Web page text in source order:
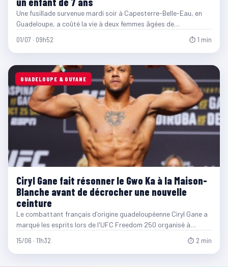
Une fusillade survenue mardi soir à Capesterre-Belle-Eau, en
Guadeloupe, a coûté la vie à deux femmes âgées de…
01/07 · 09h52 ⏱ 1 min
GUADELOUPE & GUYANE
Ciryl Gane fait résonner le Gwo Ka à la Maison-
Blanche avant de décrocher une nouvelle
ceinture
Le combattant français d'origine guadeloupéenne Ciryl Gane a
marqué les esprits lors de l'UFC Freedom 250 organisé à…
15/06 · 11h32 ⏱ 2 min